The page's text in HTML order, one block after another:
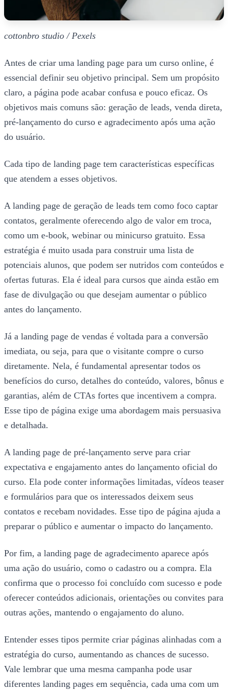
cottonbro studio / Pexels
Antes de criar uma landing page para um curso online, é
essencial definir seu objetivo principal. Sem um propósito
claro, a página pode acabar confusa e pouco eficaz. Os
objetivos mais comuns são: geração de leads, venda direta,
pré-lançamento do curso e agradecimento após uma ação
do usuário.
Cada tipo de landing page tem características específicas
que atendem a esses objetivos.
A landing page de geração de leads tem como foco captar
contatos, geralmente oferecendo algo de valor em troca,
como um e-book, webinar ou minicurso gratuito. Essa
estratégia é muito usada para construir uma lista de
potenciais alunos, que podem ser nutridos com conteúdos e
ofertas futuras. Ela é ideal para cursos que ainda estão em
fase de divulgação ou que desejam aumentar o público
antes do lançamento.
Já a landing page de vendas é voltada para a conversão
imediata, ou seja, para que o visitante compre o curso
diretamente. Nela, é fundamental apresentar todos os
benefícios do curso, detalhes do conteúdo, valores, bônus e
garantias, além de CTAs fortes que incentivem a compra.
Esse tipo de página exige uma abordagem mais persuasiva
e detalhada.
A landing page de pré-lançamento serve para criar
expectativa e engajamento antes do lançamento oficial do
curso. Ela pode conter informações limitadas, vídeos teaser
e formulários para que os interessados deixem seus
contatos e recebam novidades. Esse tipo de página ajuda a
preparar o público e aumentar o impacto do lançamento.
Por fim, a landing page de agradecimento aparece após
uma ação do usuário, como o cadastro ou a compra. Ela
confirma que o processo foi concluído com sucesso e pode
oferecer conteúdos adicionais, orientações ou convites para
outras ações, mantendo o engajamento do aluno.
Entender esses tipos permite criar páginas alinhadas com a
estratégia do curso, aumentando as chances de sucesso.
Vale lembrar que uma mesma campanha pode usar
diferentes landing pages em sequência, cada uma com um